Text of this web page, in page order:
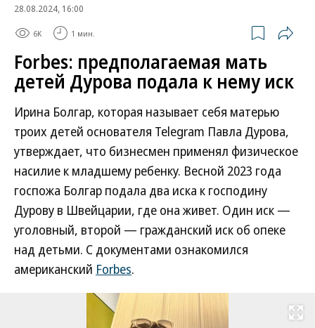
28.08.2024, 16:00
6K 1 мин.
Forbes: предполагаемая мать
детей Дурова подала к нему иск
Ирина Болгар, которая называет себя матерью
троих детей основателя Telegram Павла Дурова,
утверждает, что бизнесмен применял физическое
насилие к младшему ребенку. Весной 2023 года
госпожа Болгар подала два иска к господину
Дурову в Швейцарии, где она живет. Один иск —
уголовный, второй — гражданский иск об опеке
над детьми. С документами ознакомился
американский Forbes.
Развернуть